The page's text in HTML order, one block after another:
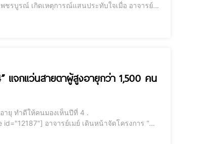
แจกแว่นสายตาผู้สูงอายุกว่า 1,500 คน